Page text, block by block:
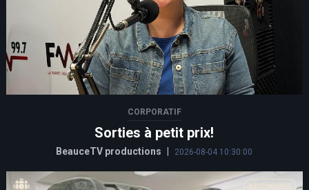
CORPORATIF
Sorties à petit prix!
BeauceTV productions | 2026-08-04 10:30:00